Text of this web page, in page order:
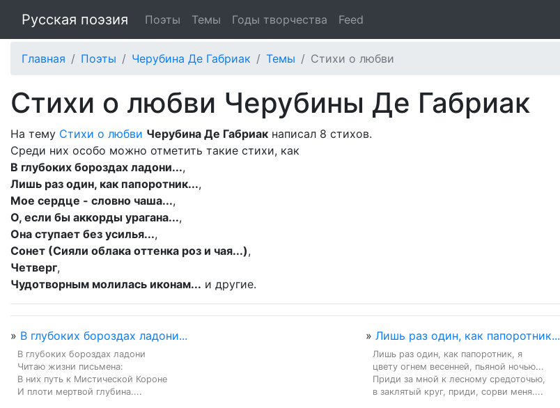
Русская поэзия Поэты Темы Годы творчества Feed
Главная Поэты Черубина Де Габриак Темы Стихи о любви
Стихи о любви Черубины Де Габриак
На тему Стихи о любви Черубина Де Габриак написал 8 стихов.
Среди них особо можно отметить такие стихи, как
В глубоких бороздах ладони...,
Лишь раз один, как папоротник...,
Мое сердце - словно чаша...,
О, если бы аккорды урагана...,
Она ступает без усилья...,
Сонет (Сияли облака оттенка роз и чая...),
Четверг,
Чудотворным молилась иконам... и другие.
» В глубоких бороздах ладони...
В глубоких бороздах ладони
Читаю жизни письмена:
В них путь к Мистической Короне
И плоти мертвой глубина....
» Лишь раз один, как папоротник...
Лишь раз один, как папоротник, я
цвету огнем весенней, пьяной ночью...
Приди за мной к лесному средоточью,
в заклятый круг, приди, сорви меня....